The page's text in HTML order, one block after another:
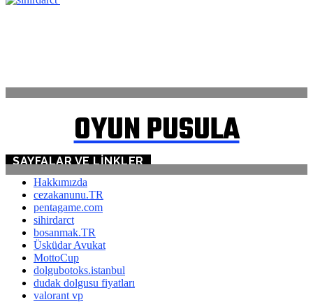
OYUN PUSULA
SAYFALAR VE LINKLER
Hakkımızda
cezakanunu.TR
pentagame.com
sihirdarct
bosanmak.TR
Üsküdar Avukat
MottoCup
dolgubotoks.istanbul
dudak dolgusu fiyatları
valorant vp